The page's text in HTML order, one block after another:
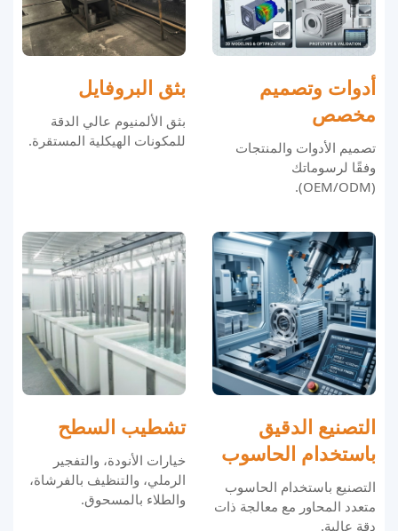
أدوات وتصميم
مخصص
تصميم الأدوات والمنتجات
وفقًا لرسوماتك
(OEM/ODM).
بثق البروفايل
بثق الألمنيوم عالي الدقة
للمكونات الهيكلية المستقرة.
التصنيع الدقيق
باستخدام الحاسوب
التصنيع باستخدام الحاسوب
متعدد المحاور مع معالجة ذات
دقة عالية.
تشطيب السطح
خيارات الأنودة، والتفجير
الرملي، والتنظيف بالفرشاة،
والطلاء بالمسحوق.